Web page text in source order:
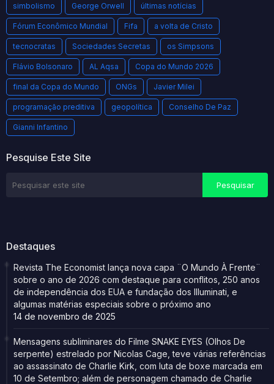
simbolismo George Orwell últimas notícias
Fórum Econômico Mundial Fifa a volta de Cristo
tecnocratas Sociedades Secretas os Simpsons
Flávio Bolsonaro AL Aqsa Copa do Mundo 2026
final da Copa do Mundo ONGs Javier Milei
programação preditiva geopolítica Conselho De Paz
Gianni Infantino
Pesquise Este Site
Destaques
Revista The Economist lança nova capa ¨O Mundo À Frente¨
sobre o ano de 2026 com destaque para conflitos, 250 anos
de independência dos EUA e fundação dos Illuminati, e
algumas matérias especiais sobre o próximo ano
14 de novembro de 2025
Mensagens subliminares do Filme SNAKE EYES (Olhos De
serpente) estrelado por Nicolas Cage, teve várias referências
ao assassinato de Charlie Kirk, com luta de boxe marcada em
10 de Setembro; além de personagem chamado de Charlie